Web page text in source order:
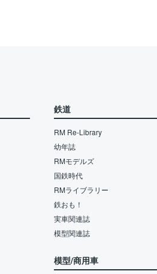
鉄道
RM Re-Library
幼年誌
RMモデルズ
国鉄時代
RMライブラリー
鉄おも！
実車関連誌
模型関連誌
模型/商用車